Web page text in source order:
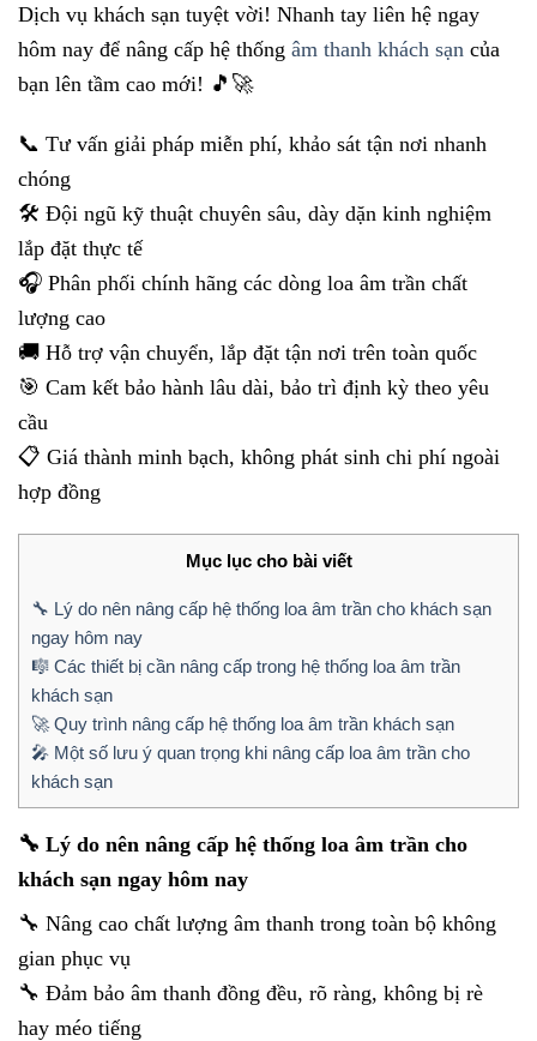
Dịch vụ khách sạn tuyệt vời! Nhanh tay liên hệ ngay
hôm nay để nâng cấp hệ thống âm thanh khách sạn của
bạn lên tầm cao mới! 🎵🚀
📞 Tư vấn giải pháp miễn phí, khảo sát tận nơi nhanh
chóng
🛠️ Đội ngũ kỹ thuật chuyên sâu, dày dặn kinh nghiệm
lắp đặt thực tế
🎧 Phân phối chính hãng các dòng loa âm trần chất
lượng cao
🚚 Hỗ trợ vận chuyển, lắp đặt tận nơi trên toàn quốc
🎯 Cam kết bảo hành lâu dài, bảo trì định kỳ theo yêu
cầu
📋 Giá thành minh bạch, không phát sinh chi phí ngoài
hợp đồng
Mục lục cho bài viết
🔧 Lý do nên nâng cấp hệ thống loa âm trần cho khách sạn
ngay hôm nay
🎼 Các thiết bị cần nâng cấp trong hệ thống loa âm trần
khách sạn
🚀 Quy trình nâng cấp hệ thống loa âm trần khách sạn
🎤 Một số lưu ý quan trọng khi nâng cấp loa âm trần cho
khách sạn
🔧 Lý do nên nâng cấp hệ thống loa âm trần cho
khách sạn ngay hôm nay
🔧 Nâng cao chất lượng âm thanh trong toàn bộ không
gian phục vụ
🔧 Đảm bảo âm thanh đồng đều, rõ ràng, không bị rè
hay méo tiếng